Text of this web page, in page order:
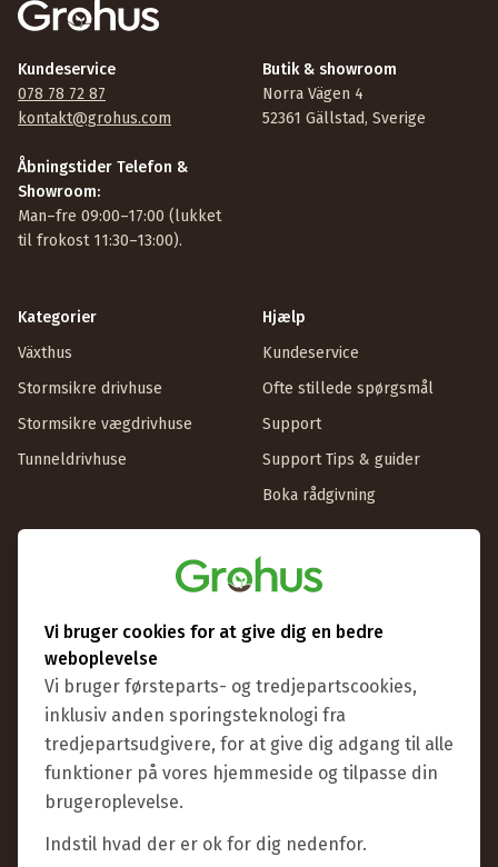
Kundeservice
078 78 72 87
kontakt@grohus.com
Åbningstider Telefon &
Showroom:
Man–fre 09:00–17:00 (lukket
til frokost 11:30–13:00).
Butik & showroom
Norra Vägen 4
52361 Gällstad, Sverige
Kategorier
Växthus
Stormsikre drivhuse
Stormsikre vægdrivhuse
Tunneldrivhuse
Hjælp
Kundeservice
Ofte stillede spørgsmål
Support
Support Tips & guider
Boka rådgivning
Udstillingsdrivhuse
Betingelser
Handl som virksomhed
Bankoverførsel
Vi bruger cookies for at give dig en bedre
weboplevelse
Vi bruger førsteparts- og tredjepartscookies,
inklusiv anden sporingsteknologi fra
tredjepartsudgivere, for at give dig adgang til alle
funktioner på vores hjemmeside og tilpasse din
brugeroplevelse.
Indstil hvad der er ok for dig nedenfor.